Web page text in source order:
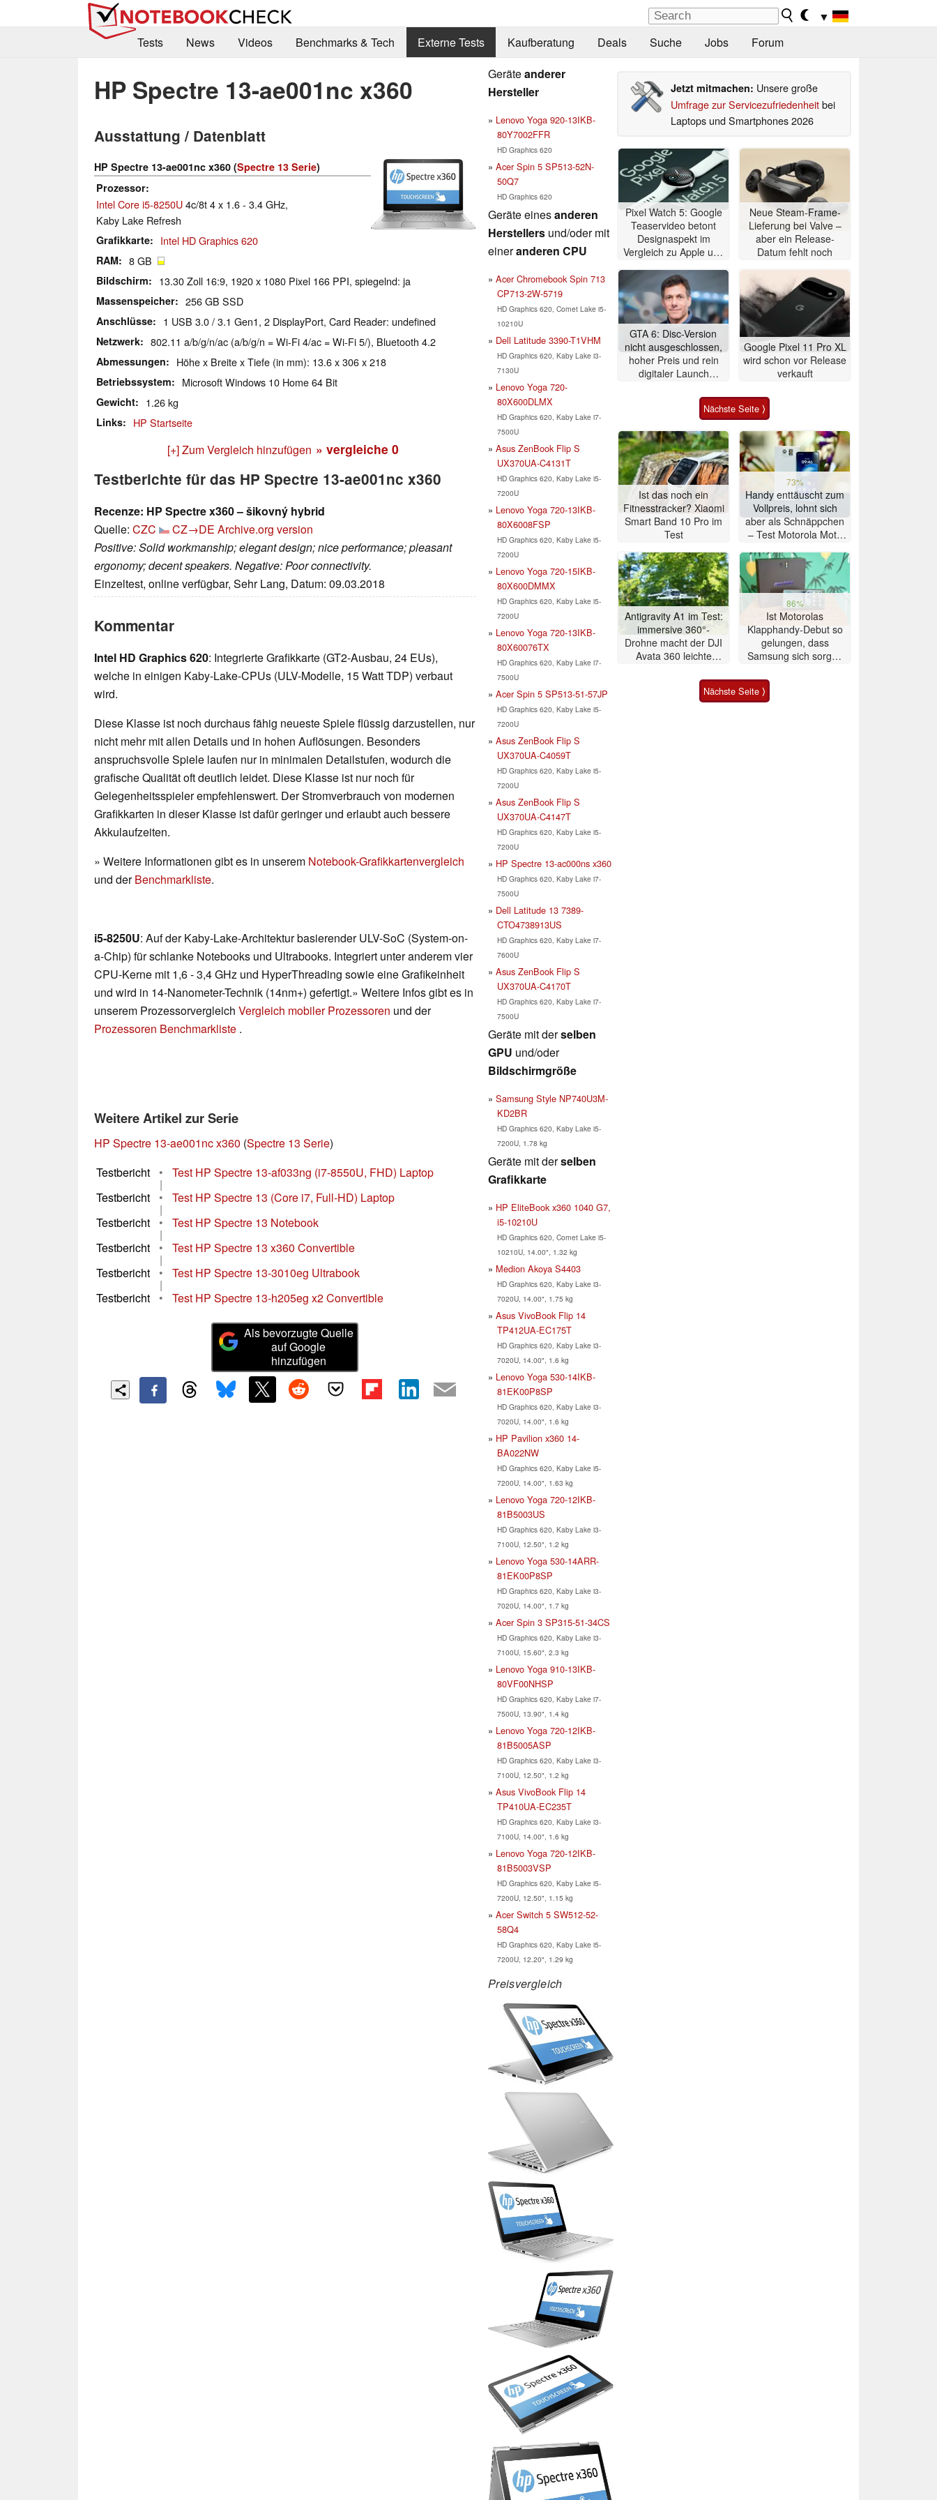
▼
Tests
News Videos Benchmarks & Tech Externe Tests Kaufberatung Deals Suche Jobs Forum
HP Spectre 13-ae001nc x360
Ausstattung / Datenblatt
HP Spectre 13-ae001nc x360 (Spectre 13 Serie)
Prozessor
Intel Core i5-8250U4c/8t 4 x 1.6 - 3.4 GHz,
Kaby Lake Refresh
Grafikkarte Intel HD Graphics 620
RAM 8 GB
Bildschirm 13.30 Zoll 16:9, 1920 x 1080 Pixel 166 PPI, spiegelnd: ja
Massenspeicher 256 GB SSD
Anschlüsse 1 USB 3.0 / 3.1 Gen1, 2 DisplayPort, Card Reader: undefined
Netzwerk 802.11 a/b/g/n/ac (a/b/g/n = Wi-Fi 4/ac = Wi-Fi 5/), Bluetooth 4.2
Abmessungen Höhe x Breite x Tiefe (in mm): 13.6 x 306 x 218
Betriebssystem Microsoft Windows 10 Home 64 Bit
Gewicht 1.26 kg
Links HP Startseite
[+] Zum Vergleich hinzufügen » vergleiche 0
Testberichte für das HP Spectre 13-ae001nc x360
Recenze: HP Spectre x360 – šikovný hybrid
Quelle: CZC CZ→DE Archive.org version
Positive: Solid workmanship; elegant design; nice performance; pleasant
ergonomy; decent speakers. Negative: Poor connectivity.
Einzeltest, online verfügbar, Sehr Lang, Datum: 09.03.2018
Kommentar
Intel HD Graphics 620: Integrierte Grafikkarte (GT2-Ausbau, 24 EUs),
welche in einigen Kaby-Lake-CPUs (ULV-Modelle, 15 Watt TDP) verbaut
wird.
Diese Klasse ist noch durchaus fähig neueste Spiele flüssig darzustellen, nur
nicht mehr mit allen Details und in hohen Auflösungen. Besonders
anspruchsvolle Spiele laufen nur in minimalen Detailstufen, wodurch die
grafische Qualität oft deutlich leidet. Diese Klasse ist nur noch für
Gelegenheitsspieler empfehlenswert. Der Stromverbrauch von modernen
Grafikkarten in dieser Klasse ist dafür geringer und erlaubt auch bessere
Akkulaufzeiten.
» Weitere Informationen gibt es in unserem Notebook-Grafikkartenvergleich
und derBenchmarkliste.
i5-8250U: Auf der Kaby-Lake-Architektur basierender ULV-SoC (System-on-
a-Chip) für schlanke Notebooks und Ultrabooks. Integriert unter anderem vier
CPU-Kerne mit 1,6 - 3,4 GHz und HyperThreading sowie eine Grafikeinheit
und wird in 14-Nanometer-Technik (14nm+) gefertigt.» Weitere Infos gibt es in
unserem Prozessorvergleich Vergleich mobiler Prozessoren und der
Prozessoren Benchmarkliste .
Weitere Artikel zur Serie
HP Spectre 13-ae001nc x360 (Spectre 13 Serie)
Testbericht
• Test HP Spectre 13-af033ng (i7-8550U, FHD) Laptop
|
Testbericht
• Test HP Spectre 13 (Core i7, Full-HD) Laptop
|
Testbericht
• Test HP Spectre 13 Notebook
|
Testbericht
• Test HP Spectre 13 x360 Convertible
|
Testbericht
• Test HP Spectre 13-3010eg Ultrabook
|
Testbericht
• Test HP Spectre 13-h205eg x2 Convertible
Als bevorzugte Quelle
auf Google
hinzufügen
Geräteanderer
Hersteller
Lenovo Yoga 920-13IKB-
80Y7002FFR
HD Graphics 620
Acer Spin 5 SP513-52N-
50Q7
HD Graphics 620
Geräte einesanderen
Herstellers und/oder mit
eineranderen CPU
Acer Chromebook Spin 713
CP713-2W-5719
HD Graphics 620, Comet Lake i5-
10210U
Dell Latitude 3390-T1VHM
HD Graphics 620, Kaby Lake i3-
7130U
Lenovo Yoga 720-
80X600DLMX
HD Graphics 620, Kaby Lake i7-
7500U
Asus ZenBook Flip S
UX370UA-C4131T
HD Graphics 620, Kaby Lake i5-
7200U
Lenovo Yoga 720-13IKB-
80X6008FSP
HD Graphics 620, Kaby Lake i5-
7200U
Lenovo Yoga 720-15IKB-
80X600DMMX
HD Graphics 620, Kaby Lake i5-
7200U
Lenovo Yoga 720-13IKB-
80X60076TX
HD Graphics 620, Kaby Lake i7-
7500U
Acer Spin 5 SP513-51-57JP
HD Graphics 620, Kaby Lake i5-
7200U
Asus ZenBook Flip S
UX370UA-C4059T
HD Graphics 620, Kaby Lake i5-
7200U
Asus ZenBook Flip S
UX370UA-C4147T
HD Graphics 620, Kaby Lake i5-
7200U
HP Spectre 13-ac000ns x360
HD Graphics 620, Kaby Lake i7-
7500U
Dell Latitude 13 7389-
CTO4738913US
HD Graphics 620, Kaby Lake i7-
7600U
Asus ZenBook Flip S
UX370UA-C4170T
HD Graphics 620, Kaby Lake i7-
7500U
Geräte mit derselben
GPU und/oder
Bildschirmgröße
Samsung Style NP740U3M-
KD2BR
HD Graphics 620, Kaby Lake i5-
7200U, 1.78 kg
Geräte mit derselben
Grafikkarte
HP EliteBook x360 1040 G7,
i5-10210U
HD Graphics 620, Comet Lake i5-
10210U, 14.00", 1.32 kg
Medion Akoya S4403
HD Graphics 620, Kaby Lake i3-
7020U, 14.00", 1.75 kg
Asus VivoBook Flip 14
TP412UA-EC175T
HD Graphics 620, Kaby Lake i3-
7020U, 14.00", 1.6 kg
Lenovo Yoga 530-14IKB-
81EK00P8SP
HD Graphics 620, Kaby Lake i3-
7020U, 14.00", 1.6 kg
HP Pavilion x360 14-
BA022NW
HD Graphics 620, Kaby Lake i5-
7200U, 14.00", 1.63 kg
Lenovo Yoga 720-12IKB-
81B5003US
HD Graphics 620, Kaby Lake i3-
7100U, 12.50", 1.2 kg
Lenovo Yoga 530-14ARR-
81EK00P8SP
HD Graphics 620, Kaby Lake i3-
7020U, 14.00", 1.7 kg
Acer Spin 3 SP315-51-34CS
HD Graphics 620, Kaby Lake i3-
7100U, 15.60", 2.3 kg
Lenovo Yoga 910-13IKB-
80VF00NHSP
HD Graphics 620, Kaby Lake i7-
7500U, 13.90", 1.4 kg
Lenovo Yoga 720-12IKB-
81B5005ASP
HD Graphics 620, Kaby Lake i3-
7100U, 12.50", 1.2 kg
Asus VivoBook Flip 14
TP410UA-EC235T
HD Graphics 620, Kaby Lake i3-
7100U, 14.00", 1.6 kg
Lenovo Yoga 720-12IKB-
81B5003VSP
HD Graphics 620, Kaby Lake i5-
7200U, 12.50", 1.15 kg
Acer Switch 5 SW512-52-
58Q4
HD Graphics 620, Kaby Lake i5-
7200U, 12.20", 1.29 kg
Preisvergleich
Jetzt mitmachen: Unsere große
Umfrage zur Servicezufriedenheitbei
Laptops und Smartphones 2026
Pixel Watch 5: Google
Teaservideo betont
Designaspekt im
Vergleich zu Apple und
Neue Steam-Frame-
Lieferung bei Valve –
aber ein Release-
Datum fehlt noch
GTA 6: Disc-Version
nicht ausgeschlossen,
hoher Preis und rein
digitaler Launch
Google Pixel 11 Pro XL
wird schon vor Release
verkauft
Nächste Seite ⟩
Ist das noch ein
Fitnesstracker? Xiaomi
Smart Band 10 Pro im
Test
73%
Handy enttäuscht zum
Vollpreis, lohnt sich
aber als Schnäppchen
– Test Motorola Moto
Antigravity A1 im Test:
immersive 360°-
Drohne macht der DJI
Avata 360 leichte
86%
Ist Motorolas
Klapphandy-Debut so
gelungen, dass
Samsung sich sorgen
Smartphone im Test
Nächste Seite ⟩